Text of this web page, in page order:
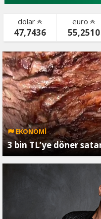
dolar
47,7436
euro
55,2510
bist color-
EKONOMİ
3 bin TL’ye döner